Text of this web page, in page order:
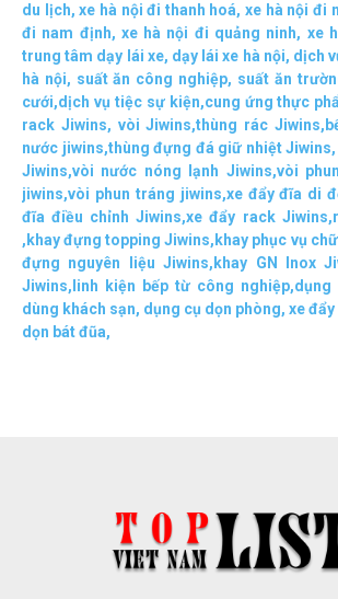
du lịch,xe hà nội đi thanh hoá, xe hà nội đi
đi nam định, xe hà nội đi quảng ninh, xe
trung tâm dạy lái xe, dạy lái xe hà nội, dịch
hà nội, suất ăn công nghiệp, suất ăn
cưới,dịch vụ tiệc sự kiện,cung ứng thực
rack Jiwins, vòi Jiwins,thùng rác Jiwins,
nước jiwins,thùng đựng đá giữ nhiệt Jiwins,
Jiwins,vòi nước nóng lạnh Jiwins,vòi
jiwins,vòi phun tráng jiwins,xe đẩy đĩa di
đĩa điều chỉnh Jiwins,xe đẩy rack Jiwins,
, khay đựng topping Jiwins, khay phục vụ
đựng nguyên liệu Jiwins, khay GN Inox
Jiwins, linh kiện bếp từ công nghiệp,dụng
dùng khách sạn, dụng cụ dọn phòng, xe
dọn bát đũa,